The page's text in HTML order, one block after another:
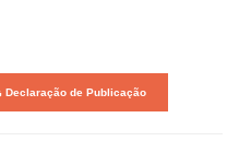
Declaração de Publicação